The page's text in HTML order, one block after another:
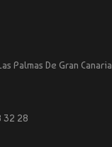
Palmas De Gran Canaria
32 28